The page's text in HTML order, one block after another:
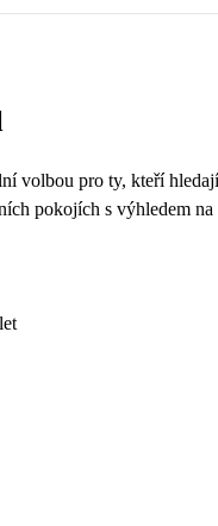
volbou pro ty, kteří
pokojích s výhledem